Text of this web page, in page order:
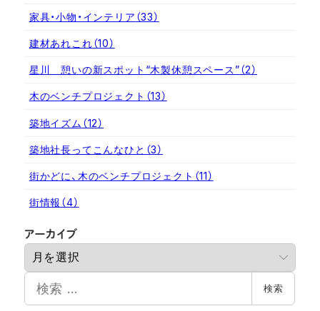
家具・小物・インテリア （33）
建材あれこれ（10）
星川 憩いの新スポット“木製休憩スペース”（2）
木のベンチプロジェクト （13）
築地イズム （12）
築地社長ってこんなひと （3）
街かどに、木のベンチプロジェクト （11）
街情報 （4）
アーカイブ
カ
検索